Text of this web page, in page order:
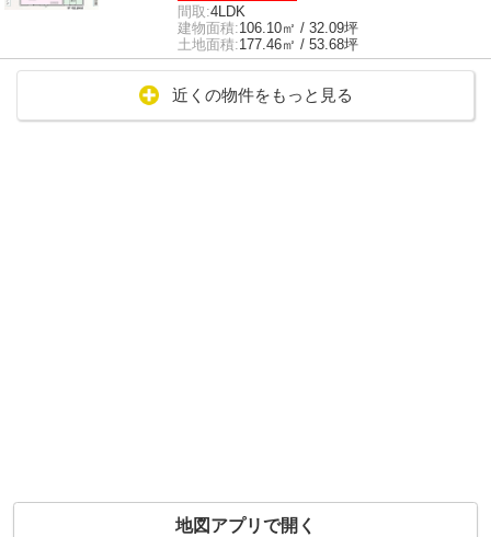
間取:4LDK
建物面積:106.10㎡ / 32.09坪
土地面積:177.46㎡ / 53.68坪
近くの物件をもっと見る
地図アプリで開く